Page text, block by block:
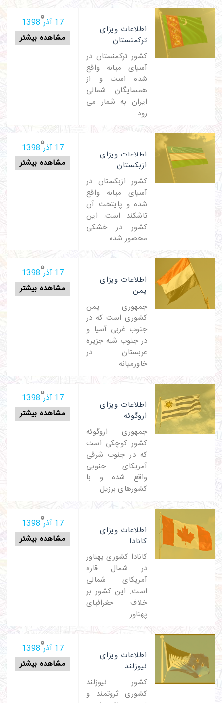
17 آذر 1398
مشاهده بیشتر
اطلاعات ویزای
ترکمنستان
کشور ترکمنستان در
آسیای میانه واقع
شده است و از
همسایگان شمالی
ایران به شمار می
رود
17 آذر 1398
مشاهده بیشتر
اطلاعات ویزای
ازبکستان
کشور ازبکستان در
آسیای میانه واقع
شده و پایتخت آن
تاشکند است. این
کشور در خشکی
محصور شده
17 آذر 1398
مشاهده بیشتر
اطلاعات ویزای
یمن
جمهوری یمن
کشوری است که در
جنوب غربی آسیا و
در جنوب شبه جزیره
عربستان در
خاورمیانه
17 آذر 1398
مشاهده بیشتر
اطلاعات ویزای
اروگوئه
جمهوری اروگوئه
کشور کوچکی است
که در جنوب شرقی
آمریکای جنوبی
واقع شده و با
کشورهای برزیل
17 آذر 1398
مشاهده بیشتر
اطلاعات ویزای
کانادا
کانادا کشوری پهناور
در شمال قاره
آمریکای شمالی
است. این کشور بر
خلاف جغرافیای
پهناور
17 آذر 1398
مشاهده بیشتر
اطلاعات ویزای
نیوزلند
کشور نیوزلند
کشوری ثروتمند و